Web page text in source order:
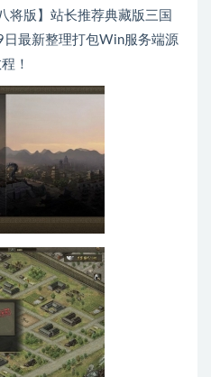
将版】站长推荐典藏版三国
最新整理打包Win服务端源
！